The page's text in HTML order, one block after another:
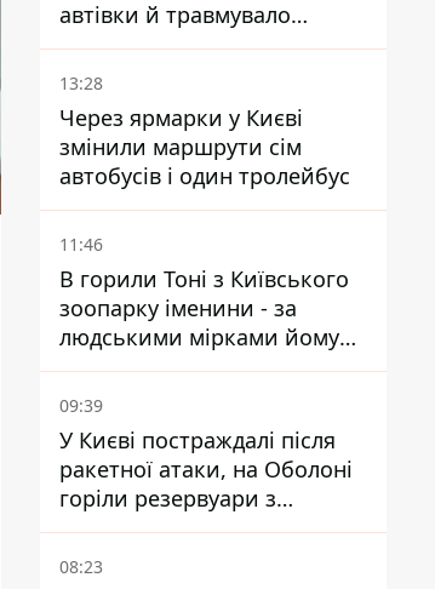
автівки й травмувало
людину - подробиці
13:28
Через ярмарки у Києві
змінили маршрути сім
автобусів і один тролейбус
11:46
В горили Тоні з Київського
зоопарку іменини - за
людськими мірками йому
вже понад 90 років
09:39
У Києві постраждалі після
ракетної атаки, на Оболоні
горіли резервуари з
паливом
08:23